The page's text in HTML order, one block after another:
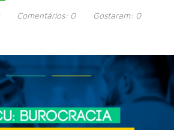
Comentários: 0 Gostaram: 0